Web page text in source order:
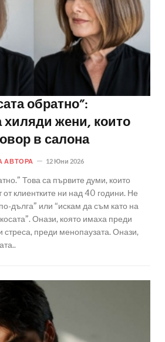
обратно”:
хиляди жени, които
в салона
АВТОРА 12 Юни 2026
Това са първите думи, които
от клиентките ни над 40 години. Не
дълга” или “искам да съм като на
Онази, която имаха преди
стреса, преди менопаузата. Онази,